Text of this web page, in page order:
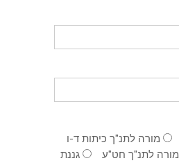
מורה לתנ"ך כיתות ד-ו
מורה לתנ"ך חט"ע
גננת